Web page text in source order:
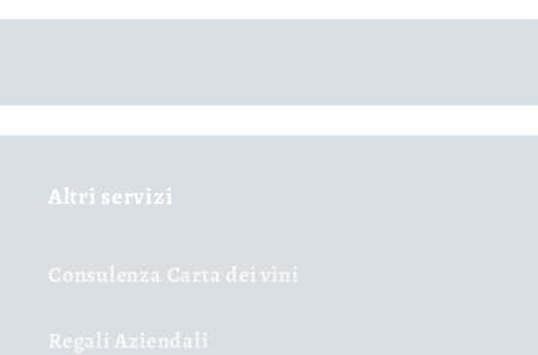
Altri servizi
Consulenza Carta dei vini
Regali Aziendali